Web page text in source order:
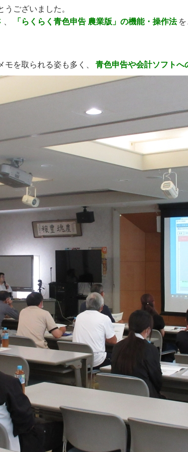
ございました。
、 「らくらく青色申告 農業版」の機能・操作法
を取られる姿も多く、
青色申告や会計ソフトへ